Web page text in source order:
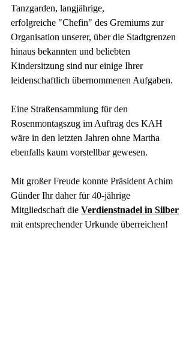
Tanzgarden, langjährige,
erfolgreiche "Chefin" des Gremiums zur
Organisation unserer, über die Stadtgrenzen
hinaus bekannten und beliebten
Kindersitzung sind nur einige Ihrer
leidenschaftlich übernommenen Aufgaben.
Eine Straßensammlung für den
Rosenmontagszug im Auftrag des KAH
wäre in den letzten Jahren ohne Martha
ebenfalls kaum vorstellbar gewesen.
Mit großer Freude konnte Präsident Achim
Günder Ihr daher für 40-jährige
Mitgliedschaft die Verdienstnadel in Silber
mit entsprechender Urkunde überreichen!